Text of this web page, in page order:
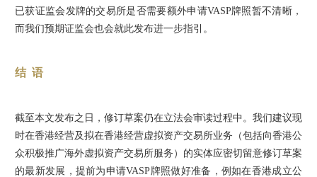
已获证监会发牌的交易所是否需要额外申请VASP牌照暂不清晰，
而我们预期证监会也会就此发布进一步指引。
结 语
截至本文发布之日，修订草案仍在立法会审读过程中。我们建议现
时在香港经营及拟在香港经营虚拟资产交易所业务（包括向香港公
众积极推广海外虚拟资产交易所服务）的实体应密切留意修订草案
的最新发展，提前为申请VASP牌照做好准备，例如在香港成立公